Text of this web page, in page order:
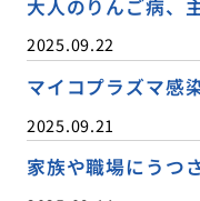
大人のりんご病、
2025.09.22
マイコプラズマ感
2025.09.21
家族や職場にうつ